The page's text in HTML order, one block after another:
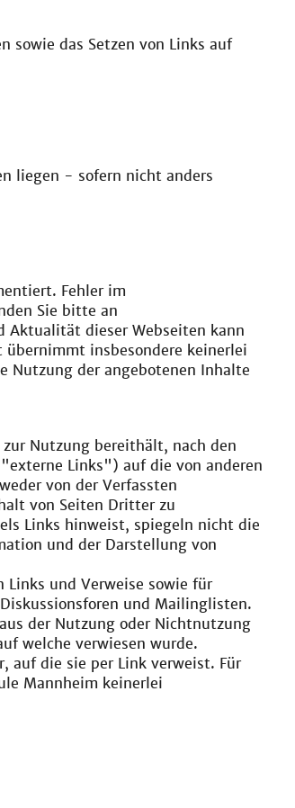
sowie das Setzen von Links auf
liegen - sofern nicht anders
Fehler im
Sie bitte an
dieser Webseiten kann
insbesondere keinerlei
Nutzung der angebotenen Inhalte
Nutzung bereithält, nach den
Links") auf die von anderen
von der Verfassten
von Seiten Dritter zu
Links hinweist, spiegeln nicht die
und der Darstellung von
und Verweise sowie für
und Mailinglisten.
der Nutzung oder Nichtnutzung
welche verwiesen wurde.
die sie per Link verweist. Für
Mannheim keinerlei